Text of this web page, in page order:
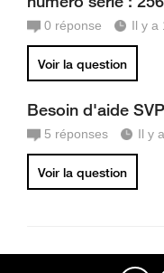
0 réponse Il y a
Voir la question
Besoin d'aide SVP
5 réponses Il y
Voir la question